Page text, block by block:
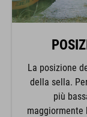
La posizione
della sella.
più
maggiormente